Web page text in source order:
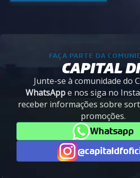
FAÇA PARTE DA
CAPITAL
Junte-se à comunidade do
WhatsAppe nos siga no
receber informações sobre
promoções.
Whatsapp